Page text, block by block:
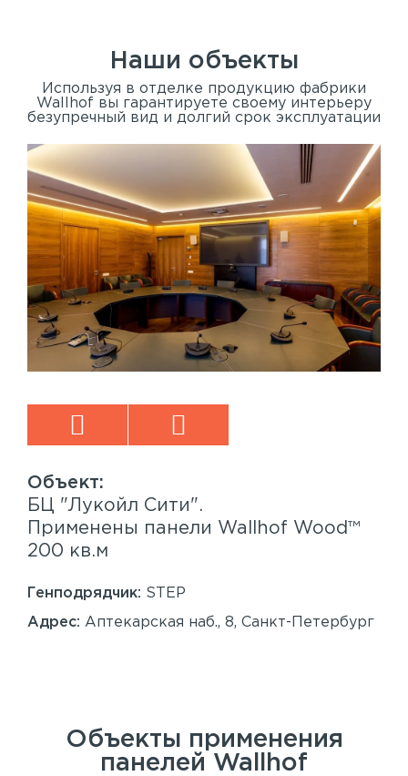
Наши объекты
Используя в отделке продукцию фабрики
Wallhof вы гарантируете своему интерьеру
безупречный вид и долгий срок эксплуатации
БЦ "Лукойл Сити".
Применены панели Wallhof Wood™
200 кв.м
Генподрядчик: STEP
Адрес: Аптекарская наб., 8, Санкт-Петербург
Объекты применения
панелей Wallhof